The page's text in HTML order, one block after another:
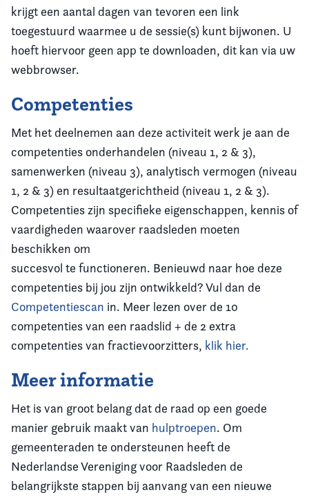
krijgt een aantal dagen van tevoren een link
toegestuurd waarmee u de sessie(s) kunt bijwonen. U
hoeft hiervoor geen app te downloaden, dit kan via uw
webbrowser.
Competenties
Met het deelnemen aan deze activiteit werk je aan de
competenties onderhandelen (niveau 1, 2 & 3),
samenwerken (niveau 3), analytisch vermogen (niveau
1, 2 & 3) en resultaatgerichtheid (niveau 1, 2 & 3).
Competenties zijn specifieke eigenschappen, kennis of
vaardigheden waarover raadsleden moeten
beschikken om
succesvol te functioneren. Benieuwd naar hoe deze
competenties bij jou zijn ontwikkeld? Vul dan de
Competentiescan in. Meer lezen over de 10
competenties van een raadslid + de 2 extra
competenties van fractievoorzitters, klik hier.
Meer informatie
Het is van groot belang dat de raad op een goede
manier gebruik maakt van hulptroepen. Om
gemeenteraden te ondersteunen heeft de
Nederlandse Vereniging voor Raadsleden de
belangrijkste stappen bij aanvang van een nieuwe